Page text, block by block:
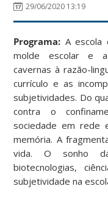
29/06/2020 13:19
Programa: A escola
molde escolar e a
cavernas à razão-
currículo e as
subjetividades. Do
contra o
sociedade em rede
memória. A
vida. O sonho da
biotecnologias,
subjetividade na